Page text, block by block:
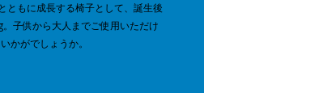
ともに成長する椅子として、誕生後
子供から大人までご使用いただけ
かがでしょうか。